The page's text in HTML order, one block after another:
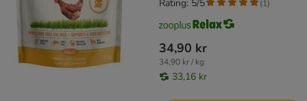
34,90 kr
34,90 kr / kg
33,16 kr
Rating: 5/5 (1)